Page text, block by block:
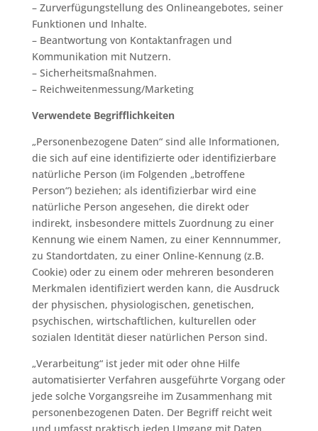
– Zurverfügungstellung des Onlineangebotes, seiner
Funktionen und Inhalte.
– Beantwortung von Kontaktanfragen und
Kommunikation mit Nutzern.
– Sicherheitsmaßnahmen.
– Reichweitenmessung/Marketing
Verwendete Begrifflichkeiten
„Personenbezogene Daten“ sind alle Informationen,
die sich auf eine identifizierte oder identifizierbare
natürliche Person (im Folgenden „betroffene
Person“) beziehen; als identifizierbar wird eine
natürliche Person angesehen, die direkt oder
indirekt, insbesondere mittels Zuordnung zu einer
Kennung wie einem Namen, zu einer Kennnummer,
zu Standortdaten, zu einer Online-Kennung (z.B.
Cookie) oder zu einem oder mehreren besonderen
Merkmalen identifiziert werden kann, die Ausdruck
der physischen, physiologischen, genetischen,
psychischen, wirtschaftlichen, kulturellen oder
sozialen Identität dieser natürlichen Person sind.
„Verarbeitung“ ist jeder mit oder ohne Hilfe
automatisierter Verfahren ausgeführte Vorgang oder
jede solche Vorgangsreihe im Zusammenhang mit
personenbezogenen Daten. Der Begriff reicht weit